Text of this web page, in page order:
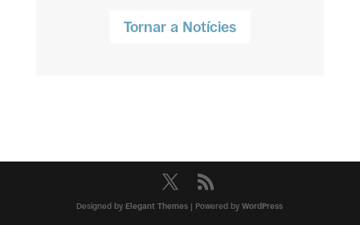
Tornar a Notícies
Designed by Elegant Themes | Powered byWordPress